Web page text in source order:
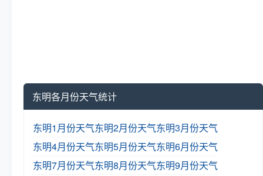
东明各月份天气统计
东明1月份天气东明2月份天气东明3月份天气
东明4月份天气东明5月份天气东明6月份天气
东明7月份天气东明8月份天气东明9月份天气